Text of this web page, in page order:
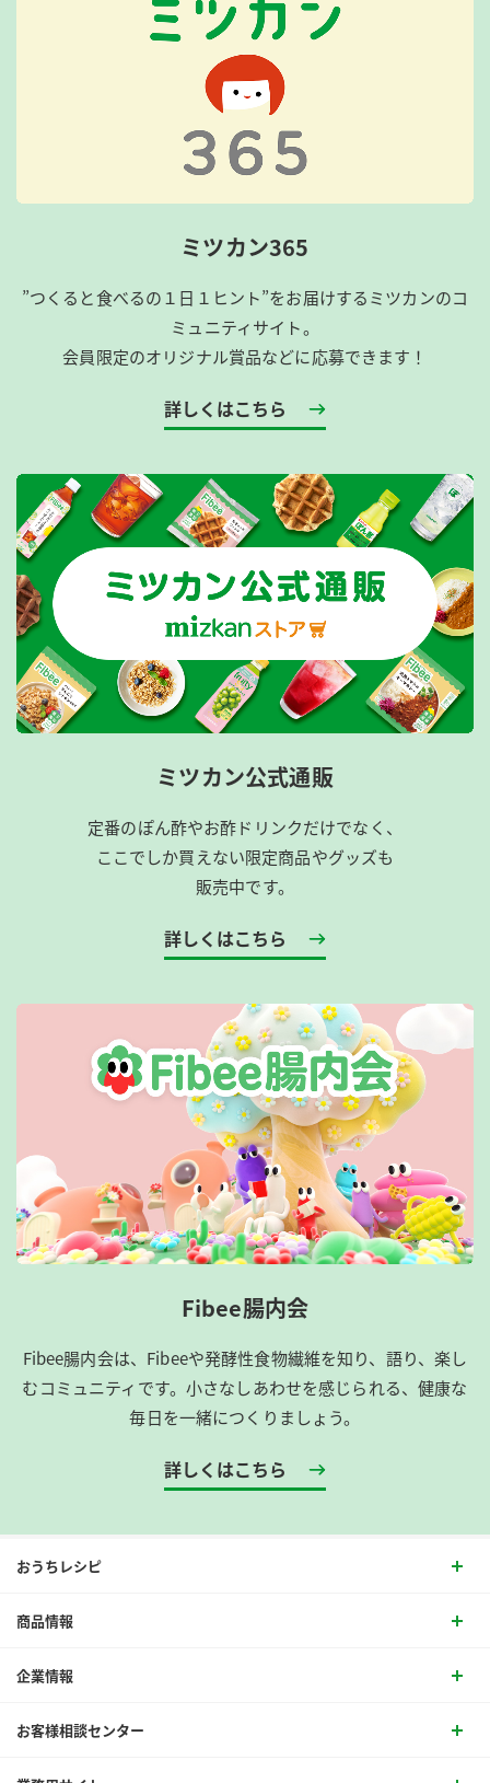
ミツカン365
”つくると食べるの１日１ヒント”をお届けするミツカンのコ
ミュニティサイト。
会員限定のオリジナル賞品などに応募できます！
詳しくはこちら
ミツカン公式通販
定番のぽん酢やお酢ドリンクだけでなく、
ここでしか買えない限定商品やグッズも
販売中です。
詳しくはこちら
Fibee腸内会
Fibee腸内会は、​Fibeeや発酵性食物繊維を知り、語り、楽し
むコミュニティです。​小さなしあわせを感じられる、健康な
毎日を一緒につくりましょう。
詳しくはこちら
おうちレシピ
商品情報
企業情報
お客様相談センター